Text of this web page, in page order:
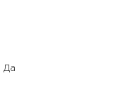
Да